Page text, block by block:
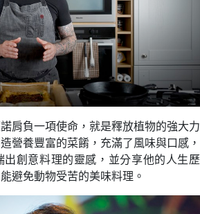
肩負一項使命，就是釋放植物的強大力
營養豐富的菜餚，充滿了風味與口感，
創意料理的靈感，並分享他的人生歷
避免動物受苦的美味料理。